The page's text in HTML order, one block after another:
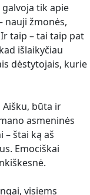
galvoja tik apie
nauji žmonės,
taip – tai taip pat
išlaikyčiau
dėstytojais, kurie
Aišku, būta ir
asmeninės
– štai ką aš
Emociškai
visiems